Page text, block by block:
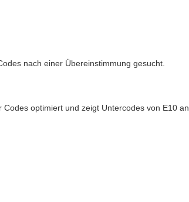
nach einer Übereinstimmung gesucht.
optimiert und zeigt Untercodes von E10 an.